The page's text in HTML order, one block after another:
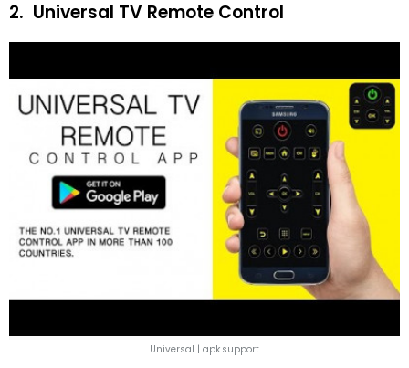
2. Universal TV Remote Control
Universal | apk.support